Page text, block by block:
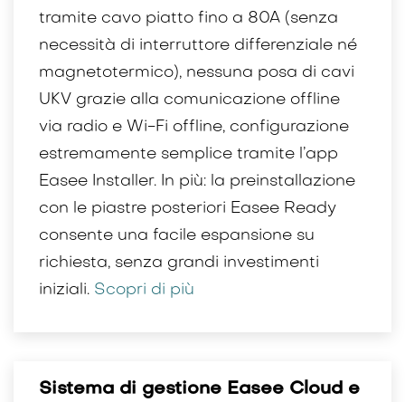
tramite cavo piatto fino a 80A (senza
necessità di interruttore differenziale né
magnetotermico), nessuna posa di cavi
UKV grazie alla comunicazione offline
via radio e Wi-Fi offline, configurazione
estremamente semplice tramite l’app
Easee Installer. In più: la preinstallazione
con le piastre posteriori Easee Ready
consente una facile espansione su
richiesta, senza grandi investimenti
iniziali. Scopri di più
Sistema di gestione Easee Cloud e